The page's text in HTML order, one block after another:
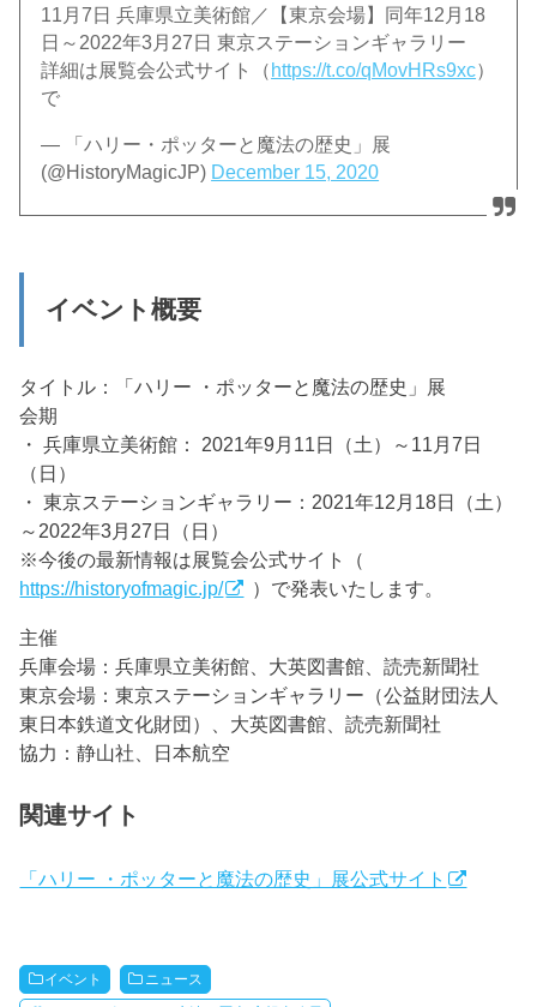
11月7日 兵庫県立美術館／【東京会場】同年12月18
日～2022年3月27日 東京ステーションギャラリー
詳細は展覧会公式サイト（ https://t.co/qMovHRs9xc）
で
— 「ハリー・ポッターと魔法の歴史」展
(@HistoryMagicJP) December 15, 2020
イベント概要
タイトル：「ハリー ・ポッターと魔法の歴史」展
会期
・ 兵庫県立美術館： 2021年9月11日（土）～11月7日
（日）
・ 東京ステーションギャラリー：2021年12月18日（土）
～2022年3月27日（日）
※今後の最新情報は展覧会公式サイト（
https://historyofmagic.jp/
）で発表いたします。
主催
兵庫会場：兵庫県立美術館、大英図書館、読売新聞社
東京会場：東京ステーションギャラリー（公益財団法人
東日本鉄道文化財団）、大英図書館、読売新聞社
協力：静山社、日本航空
関連サイト
「ハリー ・ポッターと魔法の歴史」展公式サイト
イベント ニュース